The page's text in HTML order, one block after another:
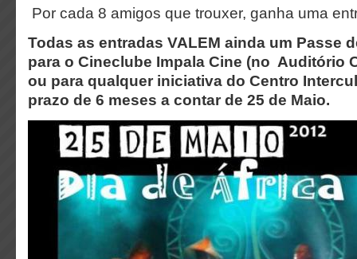
Por cada 8 amigos que trouxer, ganha uma
Todas as entradas VALEM ainda um Passe
para o Cineclube Impala Cine (no Auditório
ou para qualquer iniciativa do Centro
prazo de 6 meses a contar de 25 de Maio.